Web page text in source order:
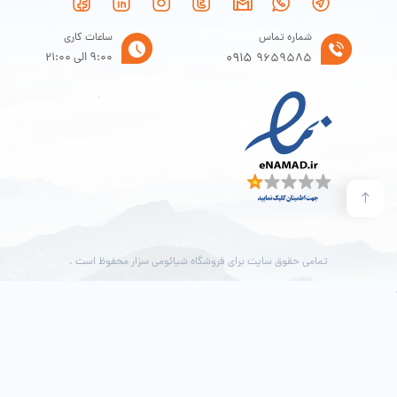
گرمایش 1800 وات سرعت و کارایی بالاتری به همراه دارد و جوشاندن آب زیاد
طول نمی کشد و فقط در عرض 5 دقیقه آب به جوش می آید.
شما می‌توانید مدت زمان بیشتری از نوشیدنی‌های مورد علاقه‌ی خود لذت ببرید.
خواب بیدار می‌شوید، از آب گرم نوش جان کنید.
شماره تماس
0915 9659585
ساعات کاری
9:00 الی 21:00
تمامی حقوق سایت برای فروشگاه شیائومی سزار محفوظ است .